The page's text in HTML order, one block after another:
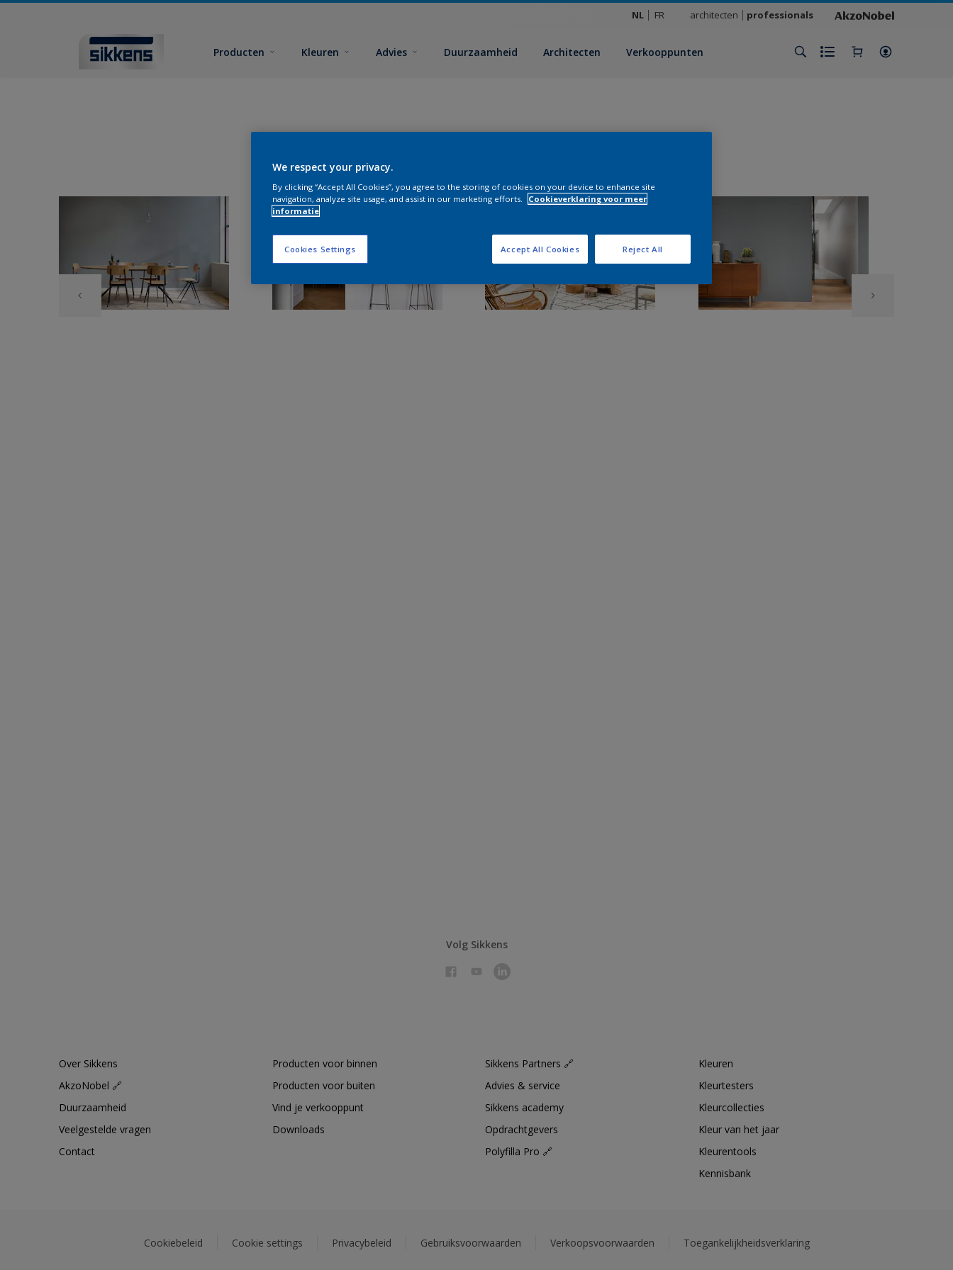
NL FR architecten professionals
Producten Kleuren Advies Duurzaamheid Architecten Verkooppunten
Volg Sikkens
Over Sikkens
AkzoNobel 🔗
Duurzaamheid
Veelgestelde vragen
Contact
Producten voor binnen
Producten voor buiten
Vind je verkooppunt
Downloads
Sikkens Partners 🔗
Advies & service
Sikkens academy
Opdrachtgevers
Polyfilla Pro 🔗
Kleuren
Kleurtesters
Kleurcollecties
Kleur van het jaar
Kleurentools
Kennisbank
Cookiebeleid Cookie settings Privacybeleid Gebruiksvoorwaarden Verkoopsvoorwaarden Toegankelijkheidsverklaring
We respect your privacy.
By clicking “Accept All Cookies”, you agree to the storing of cookies on your device to enhance site
navigation, analyze site usage, and assist in our marketing efforts.
Cookieverklaring voor meer
informatie
Cookies Settings Reject All
Accept All Cookies